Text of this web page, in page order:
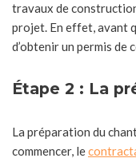
travaux de
projet. En effet, avant
d’obtenir un permis de
Étape 2 : La
La préparation du
commencer, le